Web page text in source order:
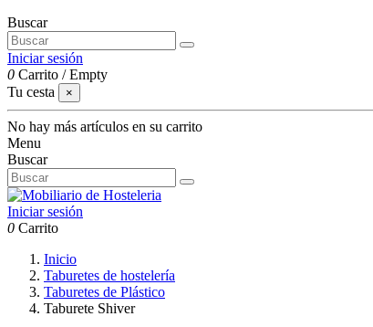
Buscar
Iniciar sesión
0 Carrito /Empty
Tu cesta
×
No hay más artículos en su carrito
Menu
Buscar
Iniciar sesión
0 Carrito
Inicio
Taburetes de hostelería
Taburetes de Plástico
Taburete Shiver